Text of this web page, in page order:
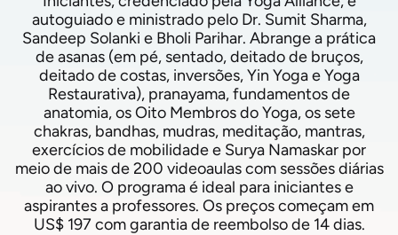
autoguiado e ministrado pelo Dr. Sumit Sharma,
Sandeep Solanki e Bholi Parihar. Abrange a prática
de asanas (em pé, sentado, deitado de bruços,
deitado de costas, inversões, Yin Yoga e Yoga
Restaurativa), pranayama, fundamentos de
anatomia, os Oito Membros do Yoga, os sete
chakras, bandhas, mudras, meditação, mantras,
exercícios de mobilidade e Surya Namaskar por
meio de mais de 200 videoaulas com sessões diárias
ao vivo. O programa é ideal para iniciantes e
aspirantes a professores. Os preços começam em
US$ 197 com garantia de reembolso de 14 dias.